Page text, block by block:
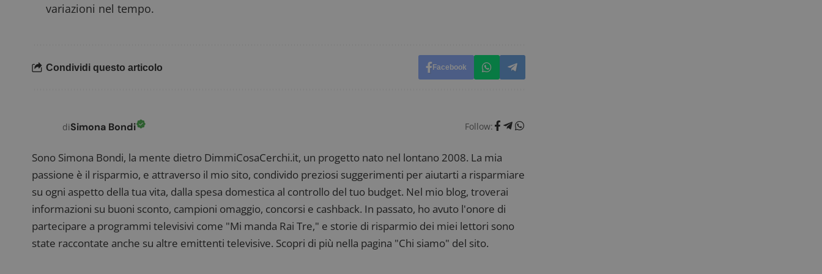
variazioni nel tempo.
Condividi questo articolo Facebook
diSimona Bondi Follow:
Sono Simona Bondi, la mente dietro DimmiCosaCerchi.it, un progetto nato nel lontano 2008. La mia
passione è il risparmio, e attraverso il mio sito, condivido preziosi suggerimenti per aiutarti a risparmiare
su ogni aspetto della tua vita, dalla spesa domestica al controllo del tuo budget. Nel mio blog, troverai
informazioni su buoni sconto, campioni omaggio, concorsi e cashback. In passato, ho avuto l'onore di
partecipare a programmi televisivi come "Mi manda Rai Tre," e storie di risparmio dei miei lettori sono
state raccontate anche su altre emittenti televisive. Scopri di più nella pagina "Chi siamo" del sito.